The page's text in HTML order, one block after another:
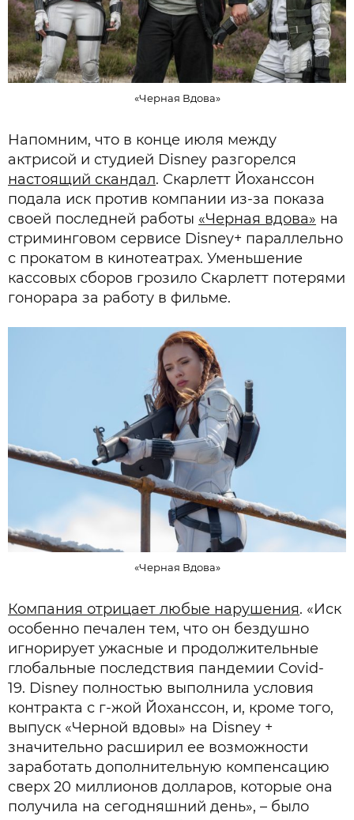
«Черная Вдова»
Напомним, что в конце июля между
актрисой и студией Disney разгорелся
настоящий скандал. Скарлетт Йоханссон
подала иск против компании из-за показа
своей последней работы «Черная вдова» на
стриминговом сервисе Disney+ параллельно
с прокатом в кинотеатрах. Уменьшение
кассовых сборов грозило Скарлетт потерями
гонорара за работу в фильме.
«Черная Вдова»
Компания отрицает любые нарушения. «Иск
особенно печален тем, что он бездушно
игнорирует ужасные и продолжительные
глобальные последствия пандемии Covid-
19. Disney полностью выполнила условия
контракта с г-жой Йоханссон, и, кроме того,
выпуск «Черной вдовы» на Disney +
значительно расширил ее возможности
заработать дополнительную компенсацию
сверх 20 миллионов долларов, которые она
получила на сегодняшний день», – было